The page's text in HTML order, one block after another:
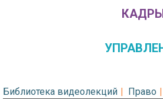
Библиотека видеолекций Право